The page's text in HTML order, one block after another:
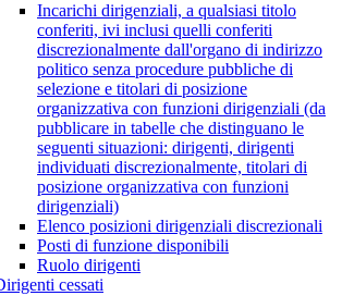
Incarichi dirigenziali, a qualsiasi titolo
conferiti, ivi inclusi quelli conferiti
discrezionalmente dall'organo di indirizzo
politico senza procedure pubbliche di
selezione e titolari di posizione
organizzativa con funzioni dirigenziali (da
pubblicare in tabelle che distinguano le
seguenti situazioni: dirigenti, dirigenti
individuati discrezionalmente, titolari di
posizione organizzativa con funzioni
dirigenziali)
Elenco posizioni dirigenziali discrezionali
Posti di funzione disponibili
Ruolo dirigenti
cessati